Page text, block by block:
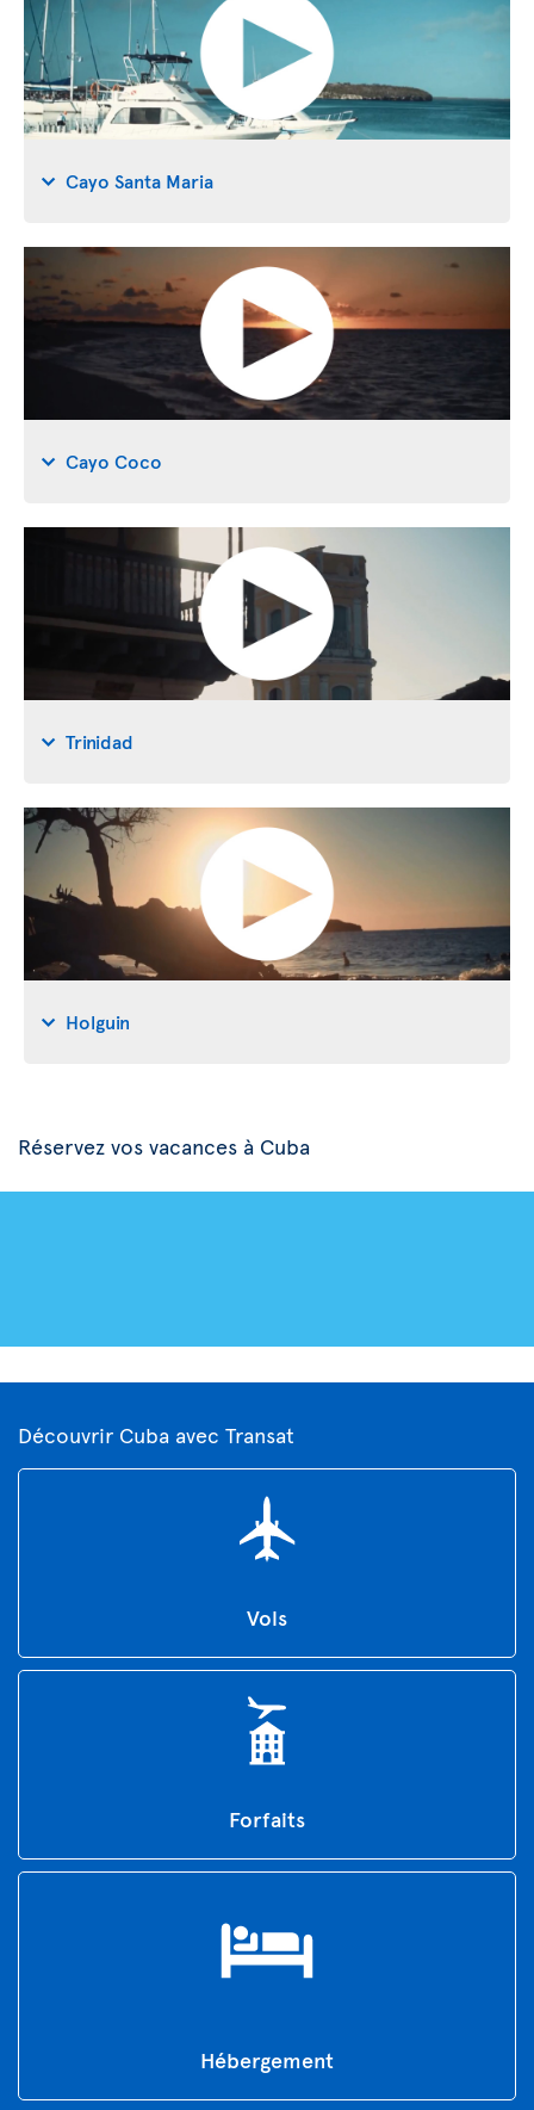
Cayo Santa Maria
Cayo Coco
Trinidad
Holguin
Réservez vos vacances à Cuba
Découvrir Cuba avec Transat
Vols
Forfaits
Hébergement